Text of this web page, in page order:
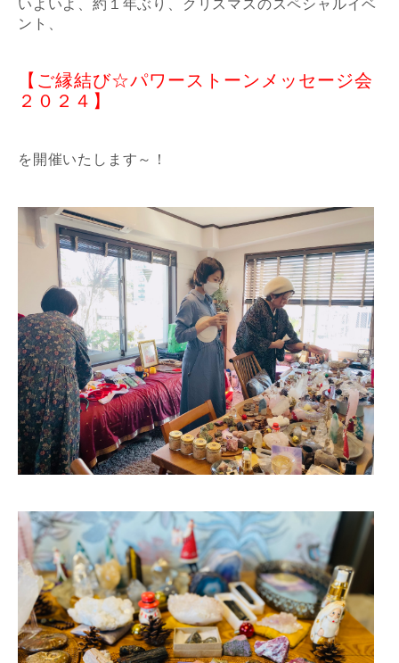
いよいよ、約１年ぶり、クリスマスのスペシャルイベ
ント、
【ご縁結び☆パワーストーンメッセージ会
２０２４】
を開催いたします～！